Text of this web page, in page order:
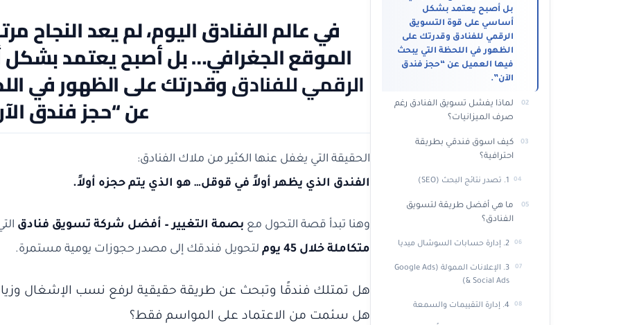
في عالم الفنادق اليوم، لم يعد النجاح
الموقع الجغرافي… بل أصبح يعتمد
الرقمي للفنادقوقدرتك على الظهور في
عن “حجز فندق
الحقيقة التي يغفل عنها الكثير من ملاك الفنادق:
الفندق الذي يظهر أولاً في قوقل… هو الذي يتم حجزه أولاً.
وهنا تبدأ قصة التحول مع بصمة التغيير – أفضل شركة تسويق فنادق
متكاملة خلال 45 يوم
لتحويل فندقك إلى مصدر حجوزات يومية مستمرة.
هل تمتلك فندقًا وتبحث عن طريقة حقيقية لرفع نسب الإشغال
هل سئمت من الاعتماد على المواسم فقط؟
بل أصبح يعتمد بشكل
أساسي على قوة التسويق
الرقمي للفنادق وقدرتك على
الظهور في اللحظة التي يبحث
فيها العميل عن “حجز فندق
الآن”.
لماذا يفشل تسويق الفنادق رغم
صرف الميزانيات؟
كيف اسوق فندقي بطريقة
احترافية؟
1. تصدر نتائج البحث (SEO)
ما هي أفضل طريقة لتسويق
الفنادق؟
2. إدارة حسابات السوشال ميديا
3. الإعلانات الممولة (Google Ads
& Social Ads)
4. إدارة التقييمات والسمعة